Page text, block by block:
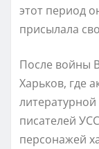
этот период
присылала
После войны
Харьков, где
писателей
персонажей